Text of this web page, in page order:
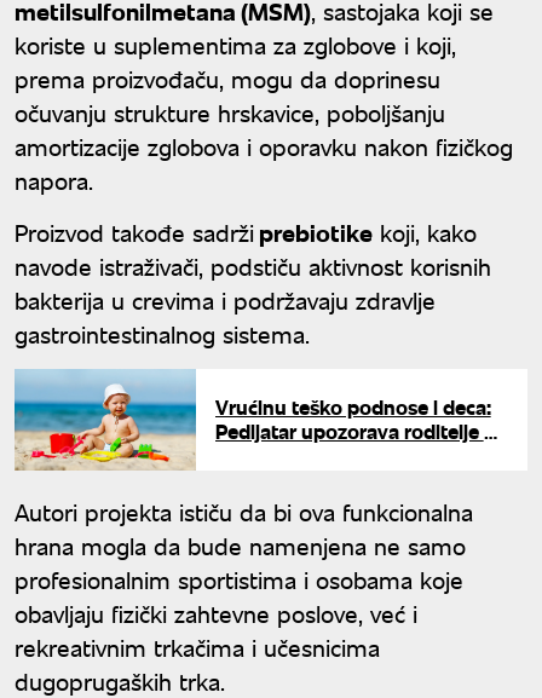
metilsulfonilmetana (MSM), sastojaka koji se
koriste u suplementima za zglobove i koji,
prema proizvođaču, mogu da doprinesu
očuvanju strukture hrskavice, poboljšanju
amortizacije zglobova i oporavku nakon fizičkog
napora.
Proizvod takođe sadrži prebiotike koji, kako
navode istraživači, podstiču aktivnost korisnih
bakterija u crevima i podržavaju zdravlje
gastrointestinalnog sistema.
Vrućinu teško podnose i deca:
Pedijatar upozorava roditelje na
Autori projekta ističu da bi ova funkcionalna
hrana mogla da bude namenjena ne samo
profesionalnim sportistima i osobama koje
obavljaju fizički zahtevne poslove, već i
rekreativnim trkačima i učesnicima
dugoprugaških trka.